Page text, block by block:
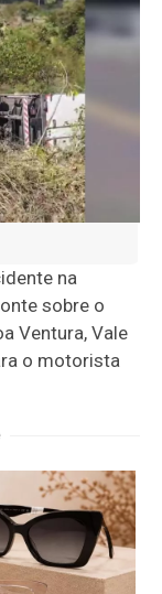
na
sobre o
Ventura, Vale
o motorista